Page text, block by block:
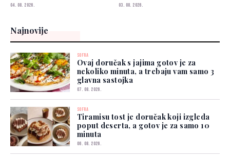
04. 08. 2026. 03. 08. 2026.
Najnovije
SOFRA
Ovaj doručak s jajima gotov je za
nekoliko minuta, a trebaju vam samo 3
glavna sastojka
07. 08. 2026.
SOFRA
Tiramisu tost je doručak koji izgleda
poput deserta, a gotov je za samo 10
minuta
06. 08. 2026.